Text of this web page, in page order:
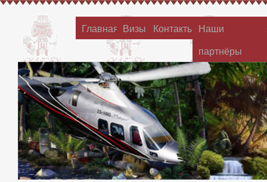
Главная Визы Контакты Наши
партнёры